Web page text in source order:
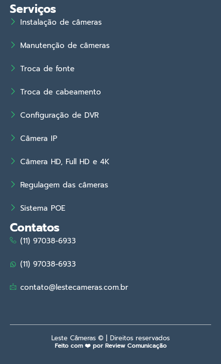
Serviços
Instalação de câmeras
Manutenção de câmeras
Troca de fonte
Troca de cabeamento
Configuração de DVR
Câmera IP
Câmera HD, Full HD e 4K
Regulagem das câmeras
Sistema POE
Contatos
(11) 97038-6933
(11) 97038-6933
contato@lestecameras.com.br
Leste Câmeras © | Direitos reservados
Feito com ❤️ por Review Comunicação